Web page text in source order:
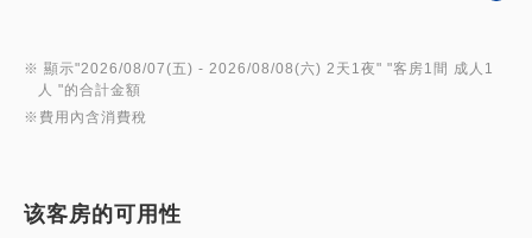
●Refa Beauty 直髮器
●ReFa Beauty捲髮棒32
●附燈桌面三面鏡
※ 顯示"2026/08/07(五) - 2026/08/08(六) 2天1夜" "客房1間 成人1
人 "的合計金額
※費用內含消費稅
该客房的可用性